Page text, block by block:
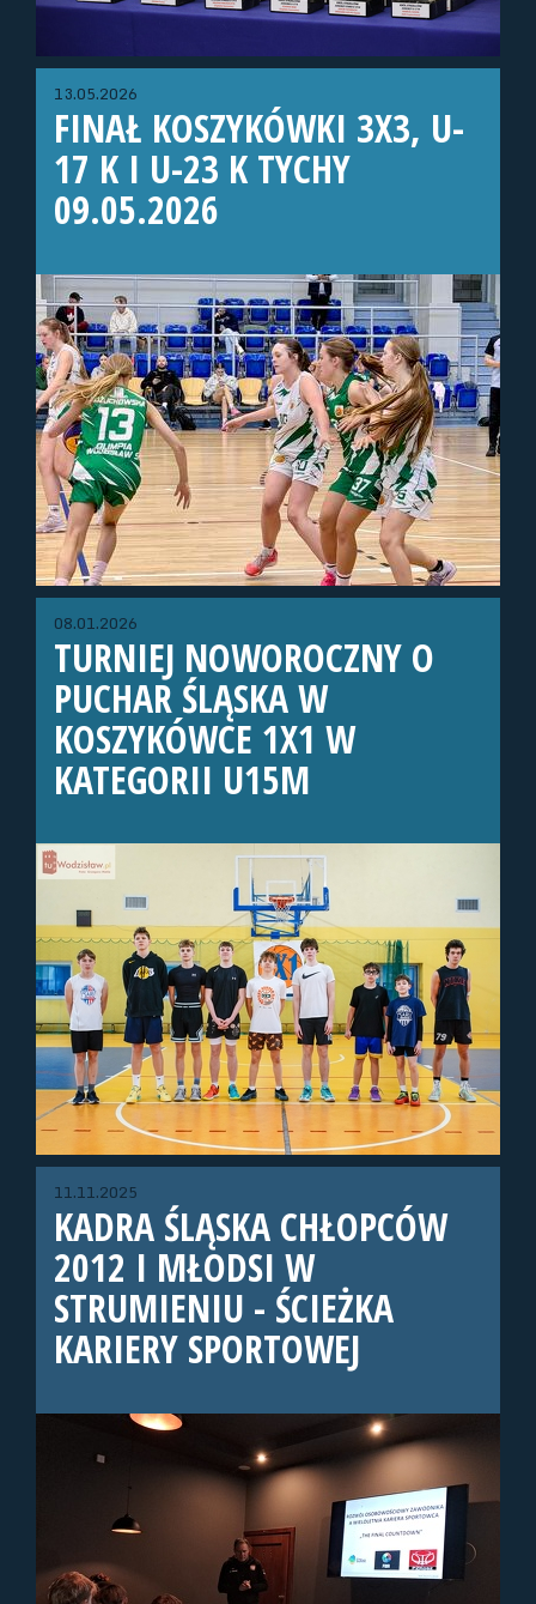
13.05.2026
FINAŁ KOSZYKÓWKI 3X3, U-
17 K I U-23 K TYCHY
09.05.2026
08.01.2026
TURNIEJ NOWOROCZNY O
PUCHAR ŚLĄSKA W
KOSZYKÓWCE 1X1 W
KATEGORII U15M
11.11.2025
KADRA ŚLĄSKA CHŁOPCÓW
2012 I MŁODSI W
STRUMIENIU - ŚCIEŻKA
KARIERY SPORTOWEJ